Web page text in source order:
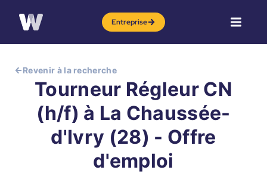
Entreprise
Revenir à la recherche
Tourneur Régleur CN
(h/f) à La Chaussée-
d'Ivry (28) - Offre
d'emploi